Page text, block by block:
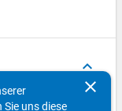
keyboard_arrow_up
clear
uns diese